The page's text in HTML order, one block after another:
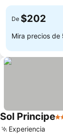
De $202
Mira precios de
Sol Principe4
Experiencia